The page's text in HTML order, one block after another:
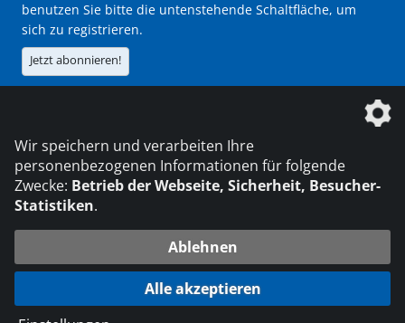
benutzen Sie bitte die untenstehende Schaltfläche, um
sich zu registrieren.
Jetzt abonnieren!
Die DVS Media GmbH ist ein Unternehmen der
© 2026 DVS Media GmbH
Datenschutzeinstellungen
Wir speichern und verarbeiten Ihre
personenbezogenen Informationen für folgende
Zwecke: Betrieb der Webseite, Sicherheit, Besucher-
Statistiken.
Ablehnen
Alle akzeptieren